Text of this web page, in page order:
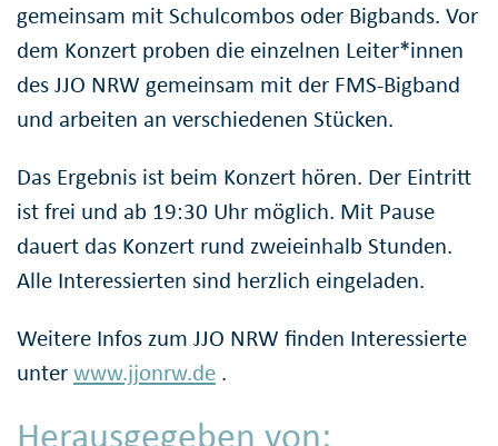
gemeinsam mit Schulcombos oder Bigbands. Vor
dem Konzert proben die einzelnen Leiter*innen
des JJO NRW gemeinsam mit der FMS-Bigband
und arbeiten an verschiedenen Stücken.
Das Ergebnis ist beim Konzert hören. Der Eintritt
ist frei und ab 19:30 Uhr möglich. Mit Pause
dauert das Konzert rund zweieinhalb Stunden.
Alle Interessierten sind herzlich eingeladen.
Weitere Infos zum JJO NRW finden Interessierte
unterwww.jjonrw.de .
Herausgegeben von: